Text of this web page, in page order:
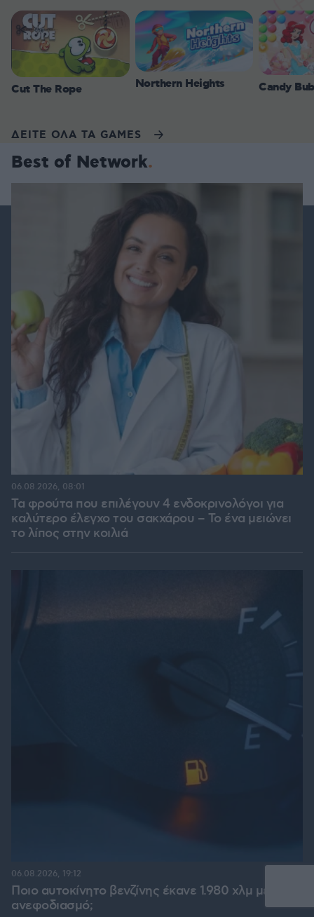
Cut The Rope Northern Heights Candy
ΔΕΙΤΕ ΟΛΑ ΤΑ GAMES
Best of Network
Τα φρούτα που επιλέγουν 4 ενδοκρινολόγοι για
καλύτερο έλεγχο του σακχάρου – Το ένα μειώνει
το λίπος στην κοιλιά
06.08.2026, 08:01
Ποιο αυτοκίνητο βενζίνης έκανε 1.980 χλμ με έναν
ανεφοδιασμό;
06.08.2026, 19:12